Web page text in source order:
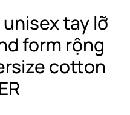
tay lỡ
form rộng
cotton